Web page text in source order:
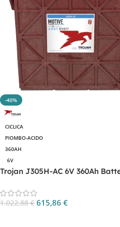
-40%
CICLICA
PIOMBO-ACIDO
360AH
6V
Trojan J305H-AC 6V 360Ah
1.022,88€ 615,86 €